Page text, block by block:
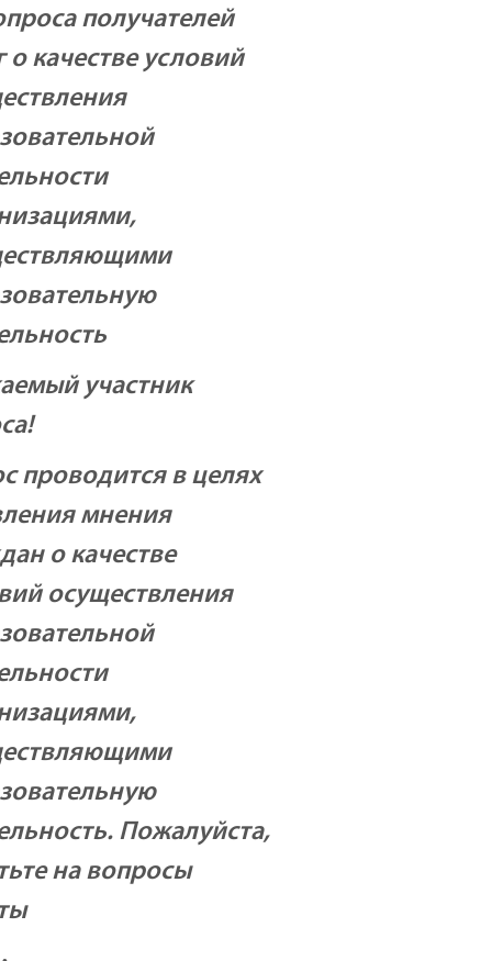
получателей
о качестве условий
участник
проводится в целях
мнения
о качестве
осуществления
Пожалуйста,
на вопросы